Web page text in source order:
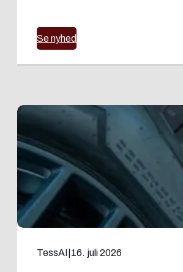
Se nyhed
TessAI 16. juli 2026